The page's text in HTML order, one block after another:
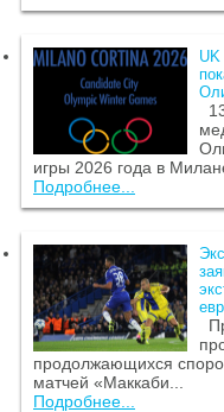
игры 2026 года в
Подробнее...
продолжающихся
матчей «Маккаби...
Подробнее...